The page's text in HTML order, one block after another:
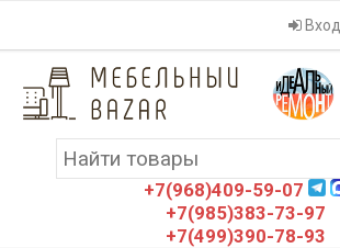
Вход
+7(968)409-59-07
+7(985)383-73-97
+7(499)390-78-93